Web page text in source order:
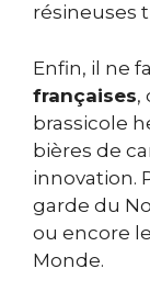
résineuses
Enfin, il ne
françaises,
brassicole
bières de
innovation.
garde du
ou encore
Monde.